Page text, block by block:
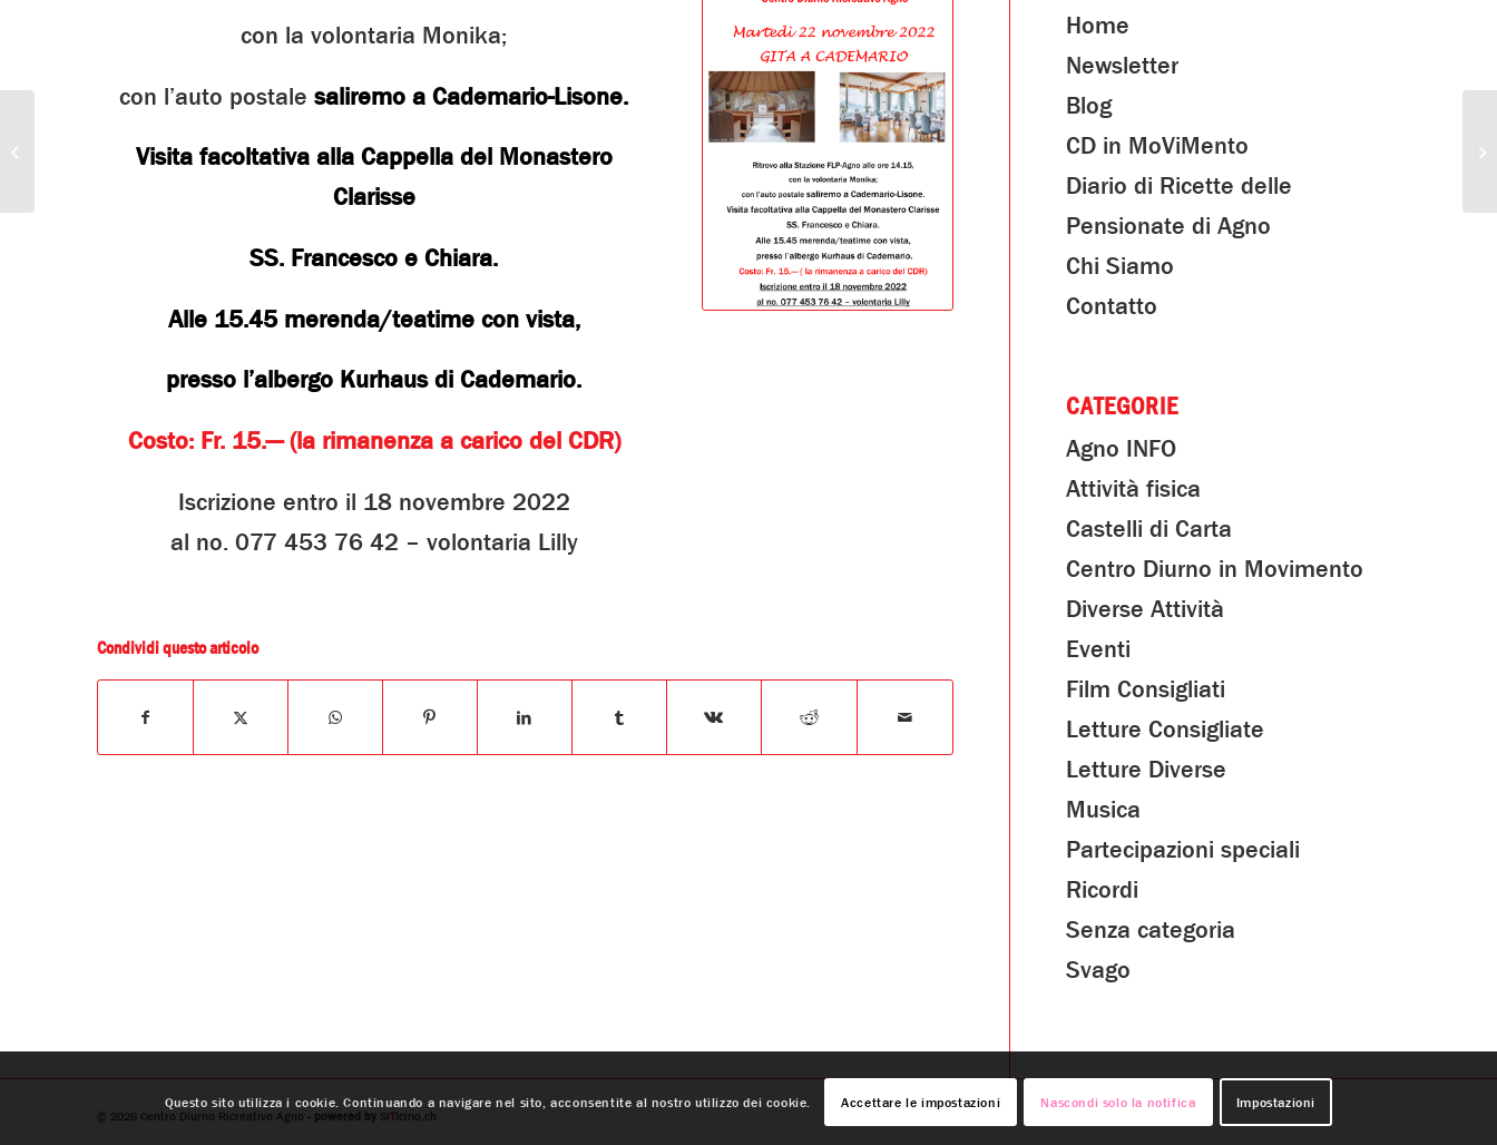
con la volontaria Monika;
con l’auto postalesaliremo a Cademario-Lisone.
Visita facoltativa alla Cappella del Monastero
Clarisse
SS. Francesco e Chiara.
Alle 15.45 merenda/teatime con vista,
presso l’albergo Kurhaus di Cademario.
Costo: Fr. 15.— (la rimanenza a carico del CDR)
Iscrizione entro il 18 novembre 2022
al no. 077 453 76 42 – volontaria Lilly
Condividi questo articolo
Home
Newsletter
Blog
CD in MoViMento
Diario di Ricette delle
Pensionate di Agno
Chi Siamo
Contatto
CATEGORIE
Agno INFO
Attività fisica
Castelli di Carta
Centro Diurno in Movimento
Diverse Attività
Eventi
Film Consigliati
Letture Consigliate
Letture Diverse
Musica
Partecipazioni speciali
Ricordi
Senza categoria
Svago
© 2026 Centro Diurno Ricreativo Agno - powered by SITIcino.ch
Questo sito utilizza i cookie. Continuando a navigare nel sito, acconsentite al nostro utilizzo dei cookie. Accettare le impostazioni Nascondi solo la notifica Impostazioni